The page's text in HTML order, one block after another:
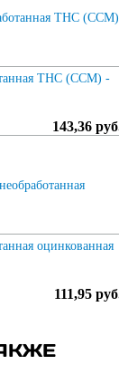
ТНС (ССМ) -
143,36
оцинкованная
111,95